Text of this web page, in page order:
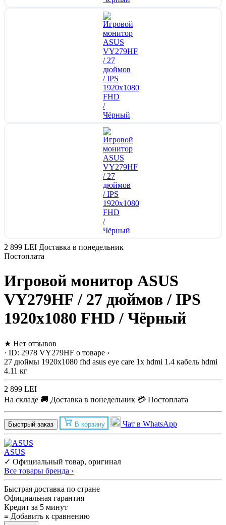
2 899 LEI Доставка в понедельник
Постоплата
Игровой монитор ASUS
VY279HF / 27 дюймов / IPS
1920x1080 FHD / Чёрный
★ Нет отзывов
· ID: 2978 VY279HF о товаре ›
27 дюймы 1920x1080 fhd asus eye care 1x hdmi 1.4 кабель hdmi
4.11 кг
2 899 LEI
На складе 🚚 Доставка в понедельник 💳 Постоплата
Быстрый заказ В корзину Чат в WhatsApp
ASUS
✓ Официальный товар, оригинал
Все товары бренда ›
Быстрая доставка по стране
Официальная гарантия
Кредит за 5 минут
≡ Добавить к сравнению